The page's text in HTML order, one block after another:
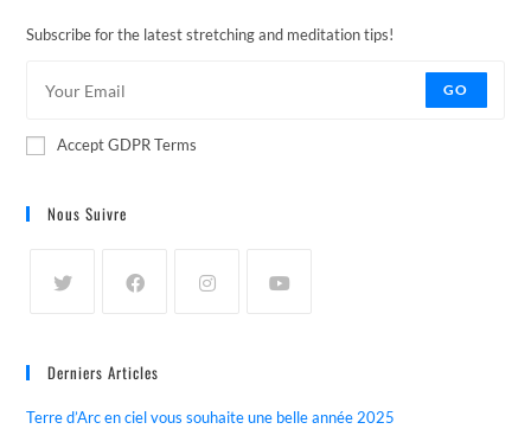
Subscribe for the latest stretching and meditation tips!
GO
Accept GDPR Terms
Nous Suivre
Derniers Articles
Terre d’Arc en ciel vous souhaite une belle année 2025